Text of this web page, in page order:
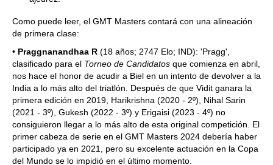
Como puede leer, el GMT Masters contará con una alineación
de primera clase:
• Praggnanandhaa R (18 años; 2747 Elo; IND): 'Pragg',
clasificado para el Torneo de Candidatos que comienza en abril,
nos hace el honor de acudir a Biel en un intento de devolver a la
India a lo más alto del triatlón. Después de que Vidit ganara la
primera edición en 2019, Harikrishna (2020 - 2º), Nihal Sarin
(2021 - 3º), Gukesh (2022 - 3º) y Erigaisi (2023 - 4º) no
consiguieron llegar a lo más alto de esta original competición. El
primer cabeza de serie en el GMT Masters 2024 debería haber
participado ya en 2021, pero su excelente actuación en la Copa
del Mundo se lo impidió en el último momento.